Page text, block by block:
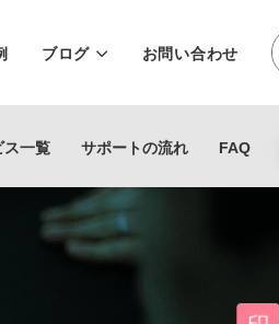
ブログ お問い合わせ
ス一覧 サポートの流れ FAQ